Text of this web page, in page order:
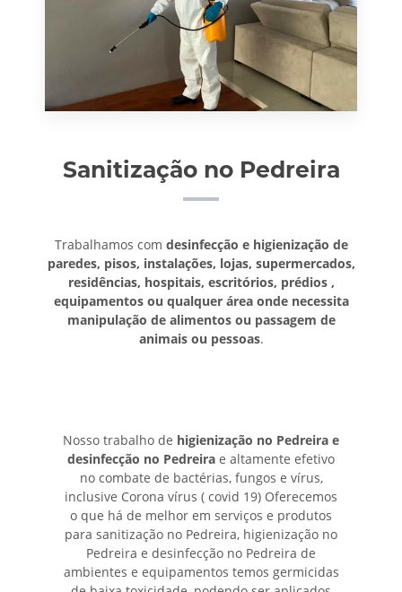
Sanitização no Pedreira
Trabalhamos com desinfecção e higienização de
paredes, pisos, instalações, lojas, supermercados,
residências, hospitais, escritórios, prédios ,
equipamentos ou qualquer área onde necessita
manipulação de alimentos ou passagem de
animais ou pessoas.
Nosso trabalho de higienização no Pedreira e
desinfecção no Pedreira e altamente efetivo
no combate de bactérias, fungos e vírus,
inclusive Corona vírus ( covid 19) Oferecemos
o que há de melhor em serviços e produtos
para sanitização no Pedreira, higienização no
Pedreira e desinfecção no Pedreira de
ambientes e equipamentos temos germicidas